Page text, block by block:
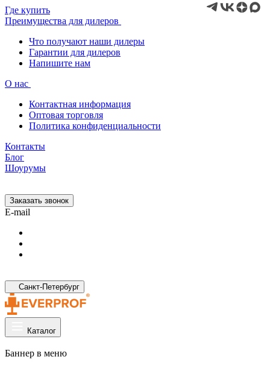
Где купить
Преимущества для дилеров
Что получают наши дилеры
Гарантии для дилеров
Напишите нам
О нас
Контактная информация
Оптовая торговля
Политика конфиденциальности
Контакты
Блог
Шоурумы
Заказать звонок
E-mail
Санкт-Петербург
Каталог
Баннер в меню